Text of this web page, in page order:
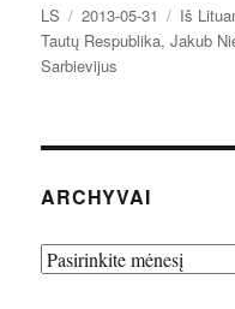
Autorius
LS Paskelbta
2013-05-31 Iš
Tautų Respublika,Jakub
Sarbievijus
ARCHYVAI
Archyvai